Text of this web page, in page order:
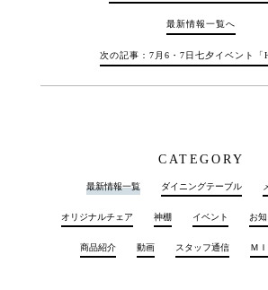
最新情報一覧へ
次の記事：7月6・7日七夕イベント「
CATEGORY
最新情報一覧 ダイニングテーブル
オリジナルチェア 神棚 イベント お
商品紹介 動画 スタッフ通信 Ｍ